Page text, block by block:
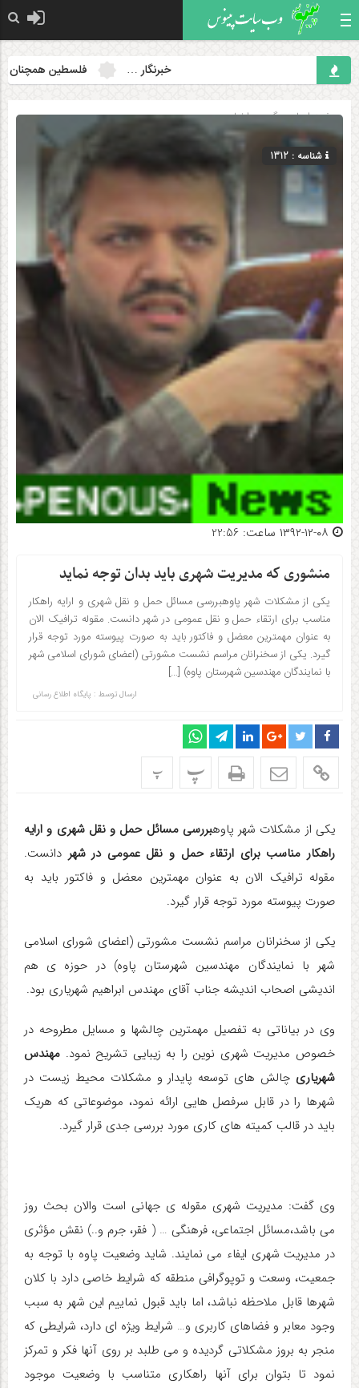
خبرنگار … فلسطین همچنان
صفحه اصلی» گروه »اخبار
شناسه : 1312
منشوری که مدیریت شهری باید بدان توجه نماید
یکی از مشکلات شهر پاوهبررسی مسائل حمل و نقل شهری و ارایه راهکار
مناسب برای ارتقاء حمل و نقل عمومی در شهر دانست. مقوله ترافیک الان
به عنوان مهمترین معضل و فاکتور باید به صورت پیوسته مورد توجه قرار
گیرد. یکی از سخنرانان مراسم نشست مشورتی (اعضای شورای اسلامی شهر
با نمایندگان مهندسین شهرستان پاوه) […]
ارسال توسط : پایگاه اطلاع رسانی
پ پ
یکی از مشکلات شهر پاوهبررسی مسائل حمل و نقل شهری و ارایه
راهکار مناسب برای ارتقاء حمل و نقل عمومی در شهر دانست.
مقوله ترافیک الان به عنوان مهمترین معضل و فاکتور باید به
صورت پیوسته مورد توجه قرار گیرد.
یکی از سخنرانان مراسم نشست مشورتی (اعضای شورای اسلامی
شهر با نمایندگان مهندسین شهرستان پاوه) در حوزه ی هم
اندیشی اصحاب اندیشه جناب آقای مهندس ابراهیم شهریاری بود.
وی در بیاناتی به تفصیل مهمترین چالشها و مسایل مطروحه در
خصوص مدیریت شهری نوین را به زیبایی تشریح نمود. مهندس
شهریاری چالش های توسعه پایدار و مشکلات محیط زیست در
شهرها را در قابل سرفصل هایی ارائه نمود، موضوعاتی که هریک
باید در قالب کمیته های کاری مورد بررسی جدی قرار گیرد.
وی گفت: مدیریت شهری مقوله ی جهانی است والان بحث روز
می باشد،مسائل اجتماعی، فرهنگی … ( فقر، جرم و..) نقش مؤثری
در مدیریت شهری ایفاء می نمایند. شاید وضعیت پاوه با توجه به
جمعیت، وسعت و توپوگرافی منطقه که شرایط خاصی دارد با کلان
شهرها قابل ملاحظه نباشد، اما باید قبول نماییم این شهر به سبب
وجود معابر و فضاهای کاربری و… شرایط ویژه ای دارد، شرایطی که
منجر به بروز مشکلاتی گردیده و می طلبد بر روی آنها فکر و تمرکز
نمود تا بتوان برای آنها راهکاری متناسب با وضعیت موجود